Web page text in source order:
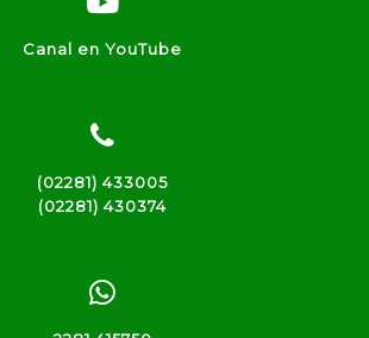
Canal en YouTube
(02281) 433005
(02281) 430374